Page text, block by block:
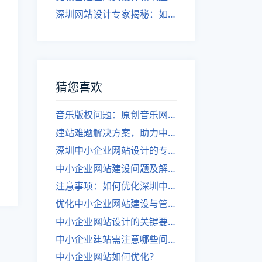
深圳网站设计专家揭秘：如何实现自适应网页设计
猜您喜欢
音乐版权问题：原创音乐网站需重视侵权防范
建站难题解决方案，助力中小企业。
深圳中小企业网站设计的专业注意事项
中小企业网站建设问题及解决方案
注意事项：如何优化深圳中小企业的网站TDK？
优化中小企业网站建设与管理
中小企业网站设计的关键要素
中小企业建站需注意哪些问题？
中小企业网站如何优化？